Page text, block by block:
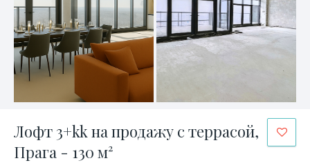
Лофт 3+kk на продажу с террасой,
Прага - 130 м²